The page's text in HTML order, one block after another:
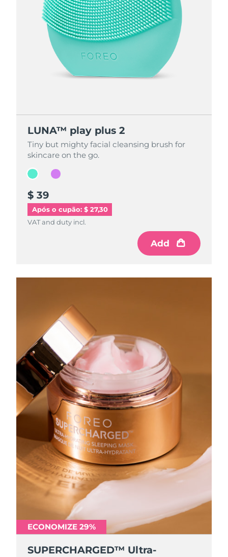
LUNA™ play plus 2
Tiny but mighty facial cleansing brush for
skincare on the go.
$ 39
Após o cupão: $ 27,30
VAT and duty incl.
Add
LUNA™ play plus 2
Tiny but mighty facial cleansing brush for
skincare on the go.
$ 39
VAT and duty incl.
Add
ECONOMIZE 29%
SUPERCHARGED™ Ultra-